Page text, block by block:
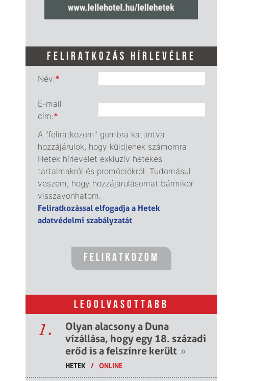
FELIRATKOZÁS HÍRLEVÉLRE
Név:*
E-mail
cím:*
A "feliratkozom" gombra kattintva
hozzájárulok, hogy küldjenek számomra
Hetek hírlevelet exkluzív hetekes
tartalmakról és promóciókról. Tudomásul
veszem, hogy hozzájárulásomat bármikor
visszavonhatom.
Feliratkozással elfogadja a Hetek
adatvédelmi szabályzatát
LEGOLVASOTTABB
1.
Olyan alacsony a Duna
vízállása, hogy egy 18. századi
erőd is a felszínre került »
HETEK / ONLINE